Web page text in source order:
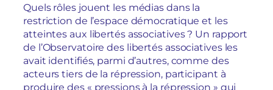
Quels rôles jouent les médias dans la
restriction de l’espace démocratique et les
atteintes aux libertés associatives ? Un rapport
de l’Observatoire des libertés associatives les
avait identifiés, parmi d’autres, comme des
acteurs tiers de la répression, participant à
produire des « pressions à la répression » qui